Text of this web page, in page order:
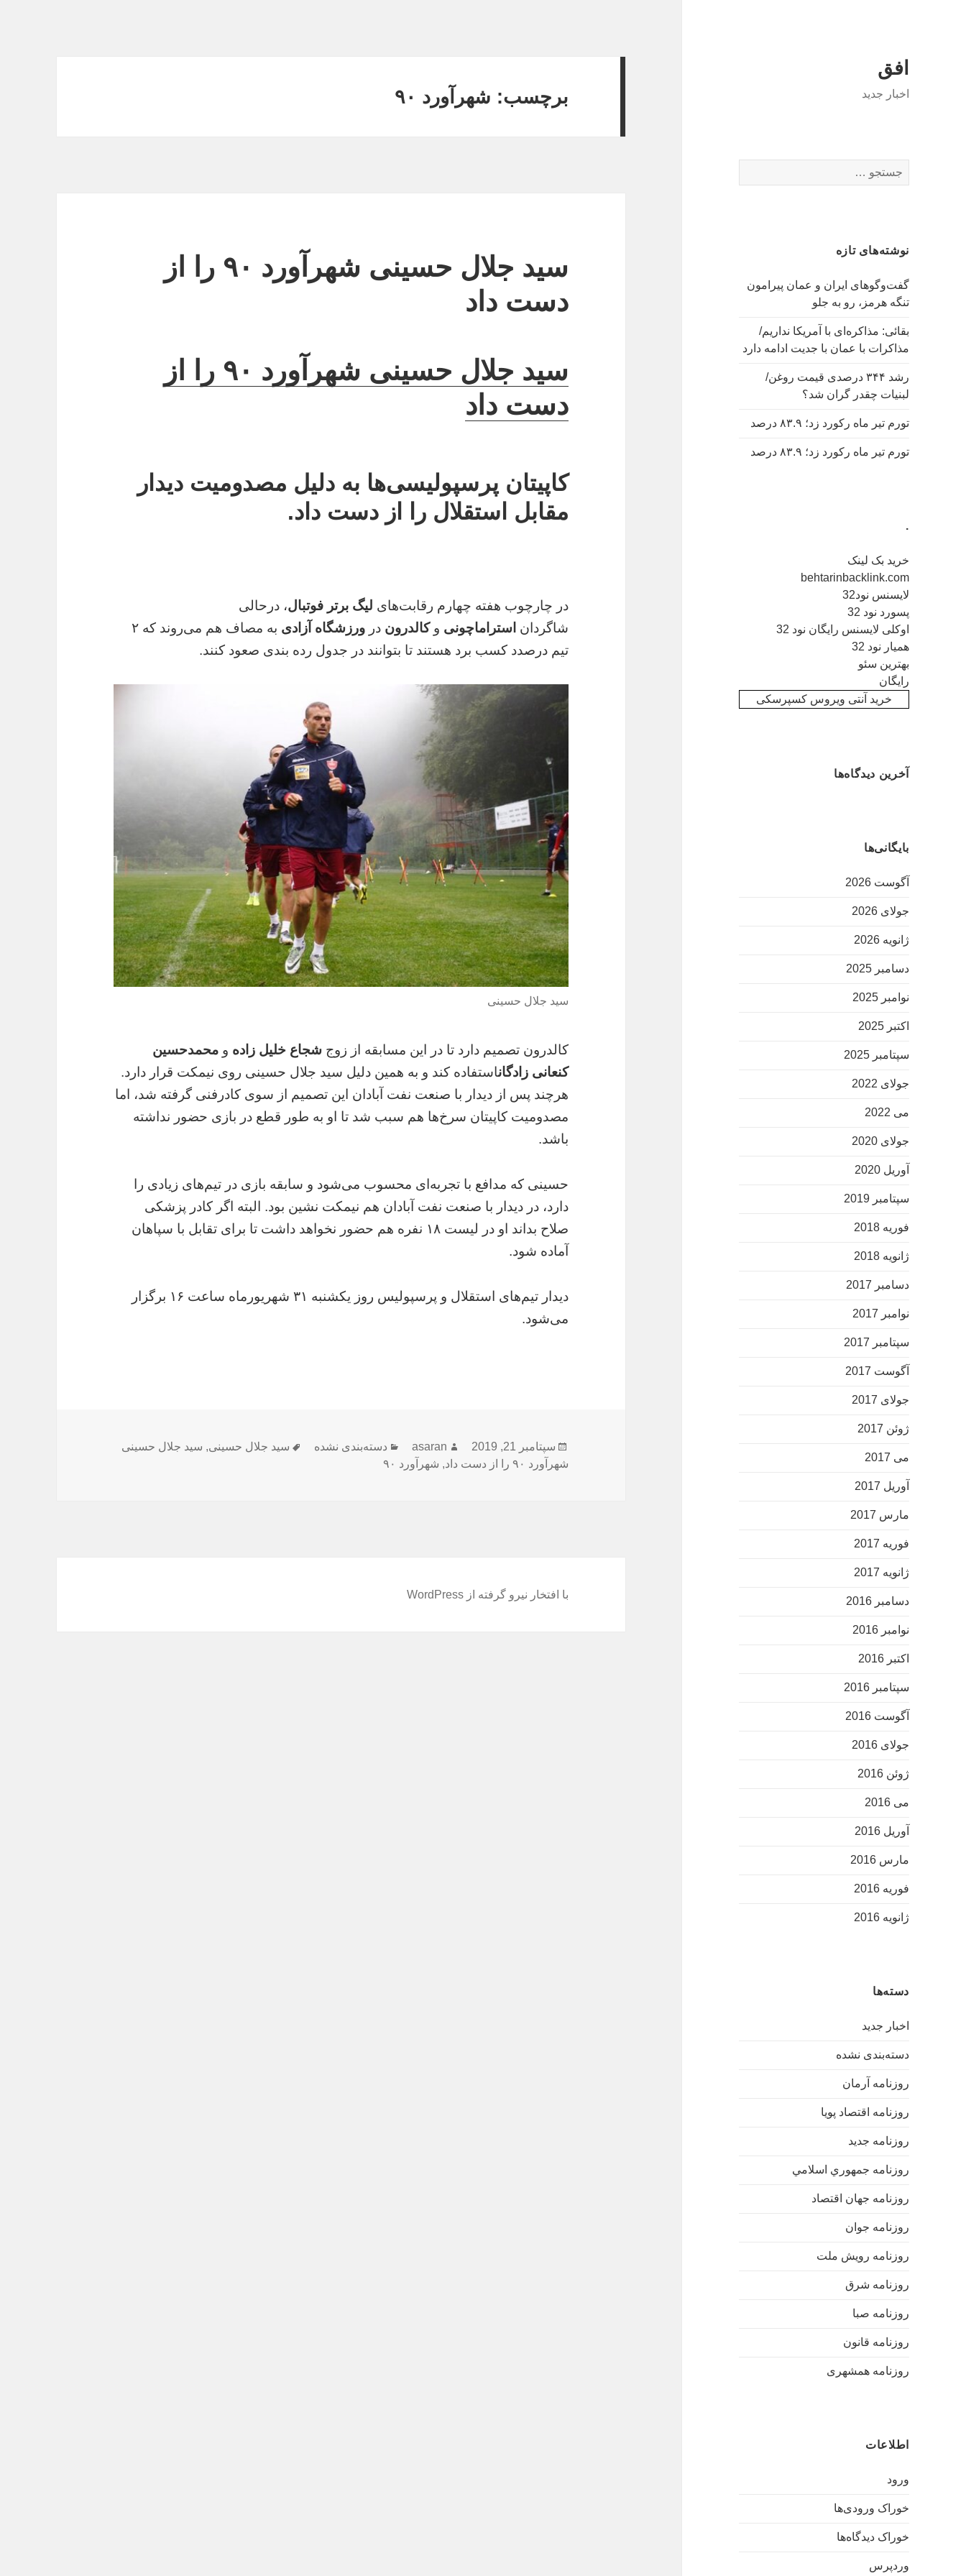
افق
اخبار جدید
برای:
نوشته‌های تازه
گفت‌وگوهای ایران و عمان پیرامون
تنگه هرمز، رو به جلو
بقائی: مذاکره‌ای با آمریکا نداریم/
مذاکرات با عمان با جدیت ادامه دارد
رشد ۳۴۴ درصدی قیمت روغن/
لبنیات چقدر گران شد؟
تورم تیر ماه رکورد زد؛ ۸۳.۹ درصد
تورم تیر ماه رکورد زد؛ ۸۳.۹ درصد
.
خرید بک لینک
behtarinbacklink.com
لایسنس نود32
پسورد نود 32
اوکلی لایسنس رایگان نود 32
همیار نود 32
بهترین سئو
رایگان
خرید آنتی ویروس کسپرسکی
آخرین دیدگاه‌ها
بایگانی‌ها
آگوست 2026
جولای 2026
ژانویه 2026
دسامبر 2025
نوامبر 2025
اکتبر 2025
سپتامبر 2025
جولای 2022
می 2022
جولای 2020
آوریل 2020
سپتامبر 2019
فوریه 2018
ژانویه 2018
دسامبر 2017
نوامبر 2017
سپتامبر 2017
آگوست 2017
جولای 2017
ژوئن 2017
می 2017
آوریل 2017
مارس 2017
فوریه 2017
ژانویه 2017
دسامبر 2016
نوامبر 2016
اکتبر 2016
سپتامبر 2016
آگوست 2016
جولای 2016
ژوئن 2016
می 2016
آوریل 2016
مارس 2016
فوریه 2016
ژانویه 2016
دسته‌ها
اخبار جدید
دسته‌بندی نشده
روزنامه آرمان
روزنامه اقتصاد پویا
روزنامه جدید
روزنامه جمهوري اسلامي
روزنامه جهان اقتصاد
روزنامه جوان
روزنامه رویش ملت
روزنامه شرق
روزنامه صبا
روزنامه قانون
روزنامه همشهری
اطلاعات
ورود
خوراک ورودی‌ها
خوراک دیدگاه‌ها
وردپرس
برچسب: شهرآورد ۹۰
سید جلال حسینی شهرآورد ۹۰ را از
دست داد
سید جلال حسینی شهرآورد ۹۰ را از
دست داد
کاپیتان پرسپولیسی‌ها به دلیل مصدومیت دیدار
مقابل استقلال را از دست داد.
در چارچوب هفته چهارم رقابت‌های لیگ برتر فوتبال، درحالی
شاگردان استراماچونی وکالدرون درورزشگاه آزادی
به مصاف هم می‌روند که ۲
تیم درصدد کسب برد هستند تا بتوانند در جدول رده بندی صعود کنند.
سید جلال حسینی
کالدرون تصمیم دارد تا در این مسابقه از زوجشجاع خلیل زاده ومحمدحسین
کنعانی زادگاناستفاده کند و به همین دلیل سید جلال حسینی روی نیمکت قرار دارد.
هرچند پس از دیدار با صنعت نفت آبادان این تصمیم از سوی کادرفنی گرفته شد، اما
مصدومیت کاپیتان سرخ‌ها هم سبب شد تا او به طور قطع در بازی حضور نداشته
باشد.
حسینی که مدافع با تجربه‌ای محسوب می‌شود و سابقه بازی در تیم‌های زیادی را
دارد، در دیدار با صنعت نفت آبادان هم نیمکت نشین بود. البته اگر کادر پزشکی
صلاح بداند او در لیست ۱۸ نفره هم حضور نخواهد داشت تا برای تقابل با سپاهان
آماده شود.
دیدار تیم‌های استقلال و پرسپولیس روز یکشنبه ۳۱ شهریورماه ساعت ۱۶ برگزار
می‌شود.
ارسال
شده
سپتامبر 21, 2019 نویسنده
asaran دسته‌ها
دسته‌بندی نشده برچسب‌ها
سید جلال حسینی, سید جلال حسینی
شهرآورد ۹۰ را از دست داد
, شهرآورد ۹۰
با افتخار نیرو گرفته از WordPress